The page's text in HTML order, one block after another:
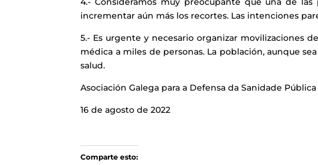
incrementar aún más los recortes. Las intenciones
5.- Es urgente y necesario organizar movilizaciones
médica a miles de personas. La población, aunque
salud.
Asociación Galega para a Defensa da Sanidade Pública
16 de agosto de 2022
Comparte esto: